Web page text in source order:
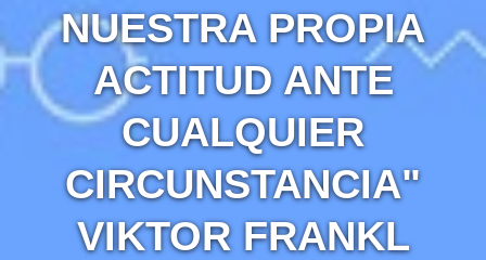
NUESTRA PROPIA
ACTITUD ANTE
CUALQUIER
CIRCUNSTANCIA"
VIKTOR FRANKL